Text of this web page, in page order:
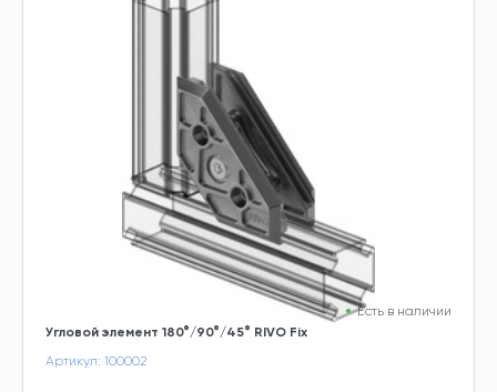
Есть в наличии
Угловой элемент 180°/90°/45° RIVO Fix
Артикул: 100002